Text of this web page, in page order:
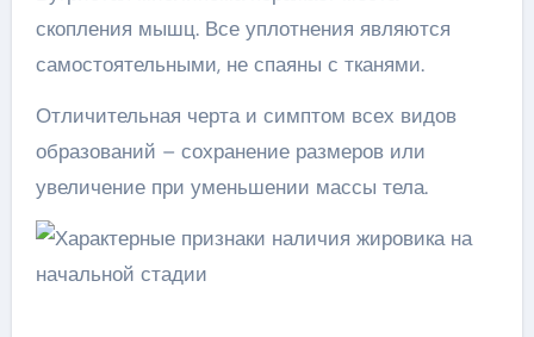
скопления мышц. Все уплотнения являются
самостоятельными, не спаяны с тканями.
Отличительная черта и симптом всех видов
образований – сохранение размеров или
увеличение при уменьшении массы тела.